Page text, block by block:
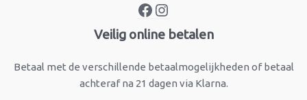
Veilig online betalen
Betaal met de verschillende betaalmogelijkheden of betaal
achteraf na 21 dagen via Klarna.